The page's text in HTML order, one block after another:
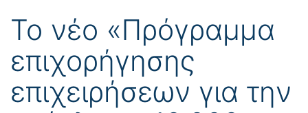
Το νέο «Πρόγραμμα
επιχορήγησης
επιχειρήσεων για την